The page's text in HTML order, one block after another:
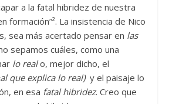
a la fatal hibridez de nuestra
formación”². La insistencia de Nico
sea más acertado pensar en las
sepamos cuáles, como una
lo realo, mejor dicho, el
que explica lo real) y el paisaje lo
en esa fatal hibridez. Creo que